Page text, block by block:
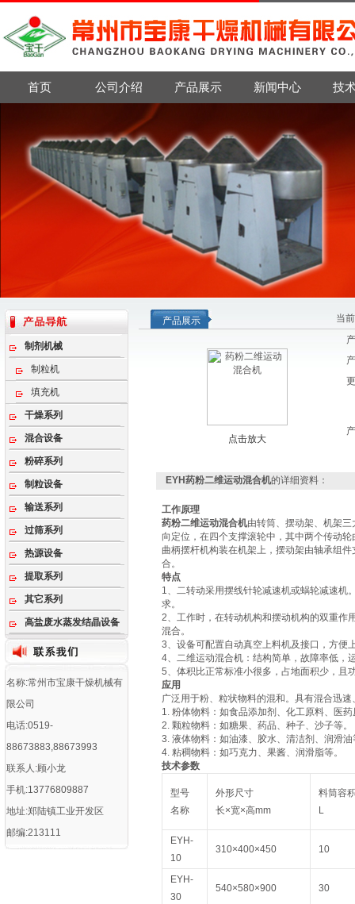
首页 公司介绍 产品展示 新闻中心 技
制剂机械
制粒机
填充机
干燥系列
混合设备
粉碎系列
制粒设备
输送系列
过筛系列
热源设备
提取系列
其它系列
高盐废水蒸发结晶设备
名称:常州市宝康干燥机械有
限公司
电话:0519-
88673883,88673993
联系人:顾小龙
手机:13776809887
地址:郑陆镇工业开发区
邮编:213111
产品展示 当
点击放大
EYH药粉二维运动混合机的详细资料：
工作原理
药粉二维运动混合机由转筒、摆动架、机架
向定位，在四个支撑滚轮中，其中两个传动
曲柄摆杆机构装在机架上，摆动架由轴承组
合。
特点
1、二转动采用摆线针轮减速机或蜗轮减速机
求。
2、工作时，在转动机构和摆动机构的双重作
混合。
3、设备可配置自动真空上料机及接口，方便
4、二维运动混合机：结构简单，故障率低，
5、体积比正常标准小很多，占地面积少，且
应用
广泛用于粉、粒状物料的混和。具有混合迅
1. 粉体物料：如食品添加剂、化工原料、医
2. 颗粒物料：如糖果、药品、种子、沙子等。
3. 液体物料：如油漆、胶水、清洁剂、润滑油
4. 粘稠物料：如巧克力、果酱、润滑脂等。
技术参数
型号
名称
外形尺寸
长×宽×高mm
料筒容
L
EYH-
10
310×400×450 10
EYH-
30
540×580×900 30